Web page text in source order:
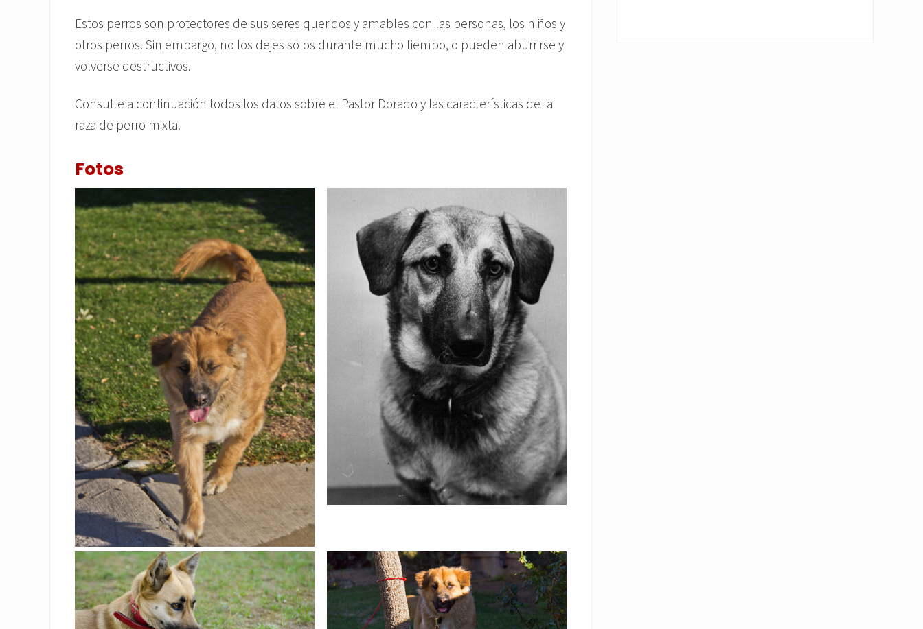
Estos perros son protectores de sus seres queridos y amables con las personas, los niños y
otros perros. Sin embargo, no los dejes solos durante mucho tiempo, o pueden aburrirse y
volverse destructivos.
Consulte a continuación todos los datos sobre el Pastor Dorado y las características de la
raza de perro mixta.
Fotos